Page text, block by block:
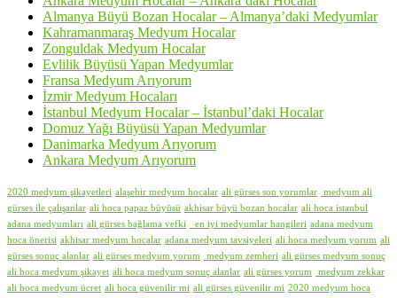
Almanya Büyü Bozan Hocalar – Almanya’daki Medyumlar
Kahramanmaraş Medyum Hocalar
Zonguldak Medyum Hocalar
Evlilik Büyüsü Yapan Medyumlar
Fransa Medyum Arıyorum
İzmir Medyum Hocaları
İstanbul Medyum Hocalar – İstanbul’daki Hocalar
Domuz Yağı Büyüsü Yapan Medyumlar
Danimarka Medyum Arıyorum
Ankara Medyum Arıyorum
2020 medyum şikayetleri alaşehir medyum hocalar ali gürses son yorumlar
medyum ali
gürses ile çalışanlar ali hoca papaz büyüsü akhisar büyü bozan hocalar ali hoca istanbul
adana medyumları ali gürses bağlama vefki en iyi medyumlar hangileri adana medyum
hoca önerisi akhisar medyum hocalar adana medyum tavsiyeleri ali hoca medyum yorum ali
gürses sonuç alanlar ali gürses medyum yorum medyum zemheri ali gürses medyum sonuç
ali hoca medyum şikayet ali hoca medyum sonuç alanlar ali gürses yorum
medyum zekkar
ali hoca medyum ücret ali hoca güvenilir mi ali gürses güvenilir mi 2020 medyum hoca